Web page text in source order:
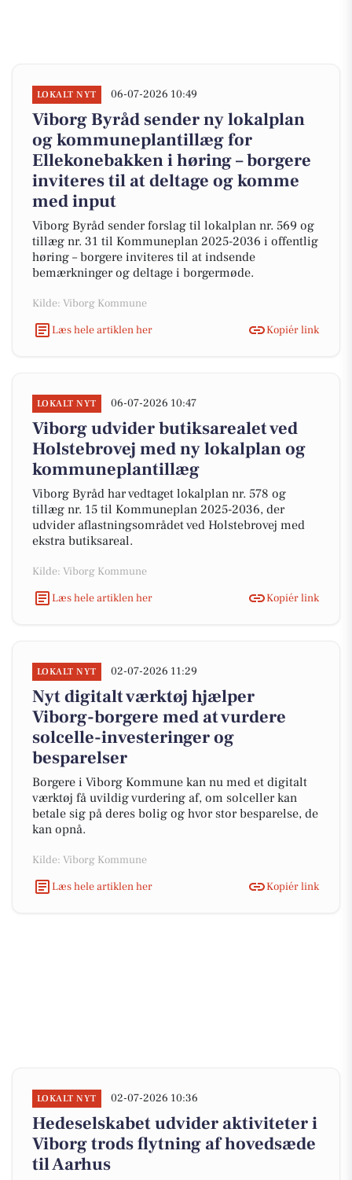
LOKALT NYT 06-07-2026 10:49
Viborg Byråd sender ny lokalplan
og kommuneplantillæg for
Ellekonebakken i høring – borgere
inviteres til at deltage og komme
med input
Viborg Byråd sender forslag til lokalplan nr. 569 og
tillæg nr. 31 til Kommuneplan 2025-2036 i offentlig
høring – borgere inviteres til at indsende
bemærkninger og deltage i borgermøde.
Kilde: Viborg Kommune
Læs hele artiklen her
Kopiér link
LOKALT NYT 06-07-2026 10:47
Viborg udvider butiksarealet ved
Holstebrovej med ny lokalplan og
kommuneplantillæg
Viborg Byråd har vedtaget lokalplan nr. 578 og
tillæg nr. 15 til Kommuneplan 2025-2036, der
udvider aflastningsområdet ved Holstebrovej med
ekstra butiksareal.
Kilde: Viborg Kommune
Læs hele artiklen her
Kopiér link
LOKALT NYT 02-07-2026 11:29
Nyt digitalt værktøj hjælper
Viborg-borgere med at vurdere
solcelle-investeringer og
besparelser
Borgere i Viborg Kommune kan nu med et digitalt
værktøj få uvildig vurdering af, om solceller kan
betale sig på deres bolig og hvor stor besparelse, de
kan opnå.
Kilde: Viborg Kommune
Læs hele artiklen her
Kopiér link
LOKALT NYT 02-07-2026 10:36
Hedeselskabet udvider aktiviteter i
Viborg trods flytning af hovedsæde
til Aarhus